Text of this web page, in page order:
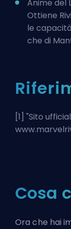
Anime del
Ottiene
le
che di
[1] "Sito
Cosa
Ora che hai